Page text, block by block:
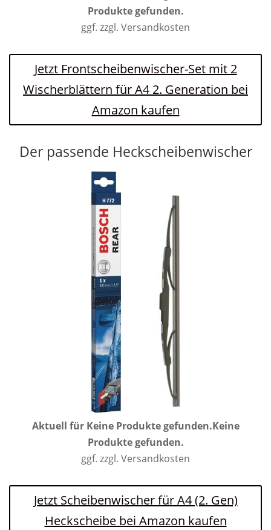
Produkte gefunden.
ggf. zzgl. Versandkosten
Jetzt Frontscheibenwischer-Set mit 2
Wischerblättern für A4 2. Generation bei
Amazon kaufen
Der passende Heckscheibenwischer
Aktuell für Keine Produkte gefunden.Keine
Produkte gefunden.
ggf. zzgl. Versandkosten
Jetzt Scheibenwischer für A4 (2. Gen)
Heckscheibe bei Amazon kaufen